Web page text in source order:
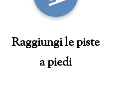
Raggiungi le piste
a piedi